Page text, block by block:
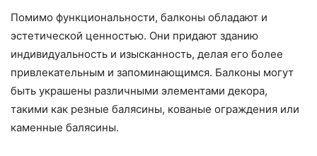
Помимо функциональности, балконы обладают и
эстетической ценностью. Они придают зданию
индивидуальность и изысканность, делая его более
привлекательным и запоминающимся. Балконы могут
быть украшены различными элементами декора,
такими как резные балясины, кованые ограждения или
каменные балясины.